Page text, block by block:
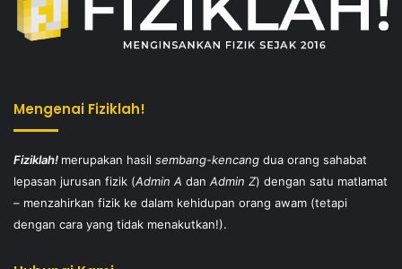
Mengenai Fiziklah!
Fiziklah! merupakan hasil sembang-kencang dua orang sahabat
lepasan jurusan fizik (Admin A dan Admin Z) dengan satu matlamat
– menzahirkan fizik ke dalam kehidupan orang awam (tetapi
dengan cara yang tidak menakutkan!).